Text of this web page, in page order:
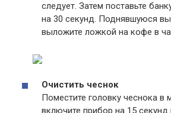
следует. Затем поставьте
на 30 секунд. Поднявшуюся
выложите ложкой на кофе в
Очистить чеснок
Поместите головку чеснока в
включите прибор на 15 секунд